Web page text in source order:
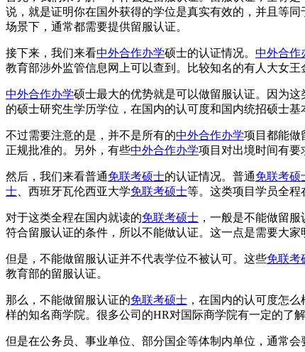
说，就是证明你在国外获得的学位是真实有效的，并且等
场景下，通常都需要提供留服认证。
接下来，我们来看中外合作办学硕士的认证情况。 中外合作
教育部涉外监管信息网上可以查到。比较知名的有人大女
中外合作办学硕士最大的优势就是可以做留服认证。因为
的硕士研究生学历学位，在国内的认可度和国内统招硕士
不过需要注意的是，并不是所有的中外合作办学项目都能做
正规批准的。另外，有些中外合作办学项目对出境时间有要
然后，我们来看普通免联考硕士的认证情况。普通免联考硕
士 、西班牙瓦伦西亚大学免联考硕士等。这类项目学员全程
对于这类全程在国内就读的免联考硕士 ，一般是不能做留
符合留服认证的条件，所以不能做认证。这一点是需要大家
但是，不能做留服认证并不代表学位不被认可。这些免联考
教育部的留服认证。
那么，不能做留服认证的免联考硕士 ，在国内的认可度怎
样的知名商学院。很多公司的HR对国际商学院有一定的了
但是在公务员、事业单位、部分国企等体制内单位，通常